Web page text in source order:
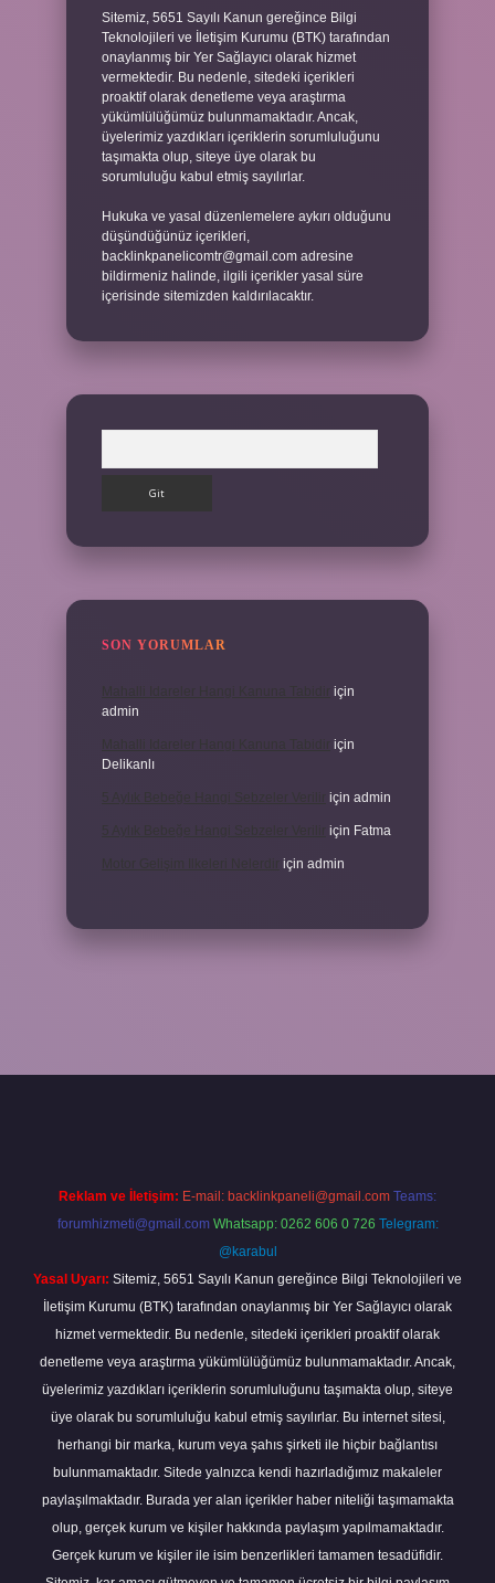
Sitemiz, 5651 Sayılı Kanun gereğince Bilgi
Teknolojileri ve İletişim Kurumu (BTK) tarafından
onaylanmış bir Yer Sağlayıcı olarak hizmet
vermektedir. Bu nedenle, sitedeki içerikleri
proaktif olarak denetleme veya araştırma
yükümlülüğümüz bulunmamaktadır. Ancak,
üyelerimiz yazdıkları içeriklerin sorumluluğunu
taşımakta olup, siteye üye olarak bu
sorumluluğu kabul etmiş sayılırlar.
Hukuka ve yasal düzenlemelere aykırı olduğunu
düşündüğünüz içerikleri,
backlinkpanelicomtr@gmail.com adresine
bildirmeniz halinde, ilgili içerikler yasal süre
içerisinde sitemizden kaldırılacaktır.
SON YORUMLAR
için
admin
için
Delikanlı
5 Aylık Bebeğe Hangi Sebzeler Verilir için admin
5 Aylık Bebeğe Hangi Sebzeler Verilir için Fatma
için admin
Reklam ve İletişim: E-mail: backlinkpaneli@gmail.com Teams:
forumhizmeti@gmail.com Whatsapp: 0262 606 0 726 Telegram:
@karabul
Yasal Uyarı: Sitemiz, 5651 Sayılı Kanun gereğince Bilgi Teknolojileri ve
İletişim Kurumu (BTK) tarafından onaylanmış bir Yer Sağlayıcı olarak
hizmet vermektedir. Bu nedenle, sitedeki içerikleri proaktif olarak
denetleme veya araştırma yükümlülüğümüz bulunmamaktadır. Ancak,
üyelerimiz yazdıkları içeriklerin sorumluluğunu taşımakta olup, siteye
üye olarak bu sorumluluğu kabul etmiş sayılırlar. Bu internet sitesi,
herhangi bir marka, kurum veya şahıs şirketi ile hiçbir bağlantısı
bulunmamaktadır. Sitede yalnızca kendi hazırladığımız makaleler
paylaşılmaktadır. Burada yer alan içerikler haber niteliği taşımamakta
olup, gerçek kurum ve kişiler hakkında paylaşım yapılmamaktadır.
Gerçek kurum ve kişiler ile isim benzerlikleri tamamen tesadüfidir.